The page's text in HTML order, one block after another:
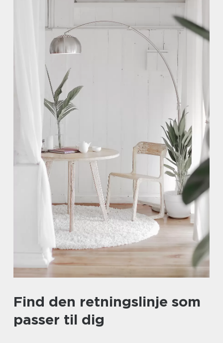
Find den retningslinje som
passer til dig